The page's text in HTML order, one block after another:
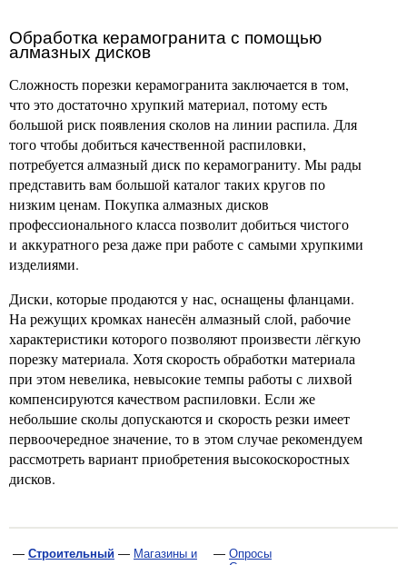
Обработка керамогранита с помощью
алмазных дисков
Сложность порезки керамогранита заключается в том,
что это достаточно хрупкий материал, потому есть
большой риск появления сколов на линии распила. Для
того чтобы добиться качественной распиловки,
потребуется алмазный диск по керамограниту. Мы рады
представить вам большой каталог таких кругов по
низким ценам. Покупка алмазных дисков
профессионального класса позволит добиться чистого
и аккуратного реза даже при работе с самыми хрупкими
изделиями.
Диски, которые продаются у нас, оснащены фланцами.
На режущих кромках нанесён алмазный слой, рабочие
характеристики которого позволяют произвести лёгкую
порезку материала. Хотя скорость обработки материала
при этом невелика, невысокие темпы работы с лихвой
компенсируются качеством распиловки. Если же
небольшие сколы допускаются и скорость резки имеет
первоочередное значение, то в этом случае рекомендуем
рассмотреть вариант приобретения высокоскоростных
дисков.
— Строительный — Магазины и
— Опросы